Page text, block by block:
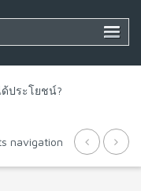
ด้ประโยชน์?
navigation